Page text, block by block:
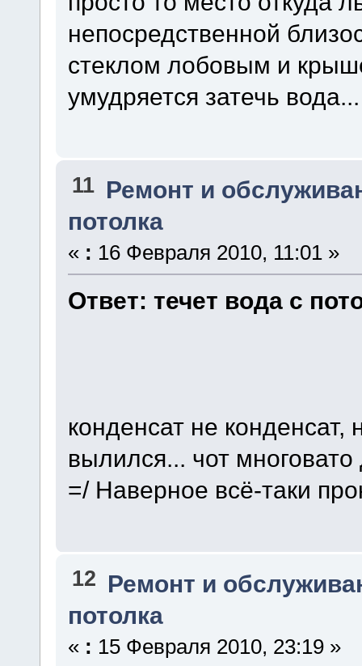
непосредственной
стеклом лобовым и
умудряется затечь вода...
11 Ремонт и
потолка
« : 16 Февраля 2010, 11:01 »
Ответ: течет вода с
конденсат не
вылился... чот
=/ Наверное всё-таки
12 Ремонт и
потолка
« : 15 Февраля 2010, 23:19 »